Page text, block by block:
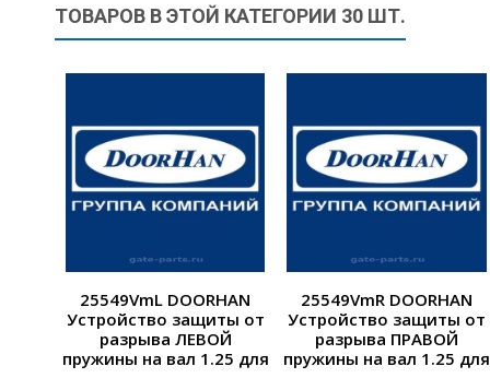
ТОВАРОВ В ЭТОЙ КАТЕГОРИИ 30 ШТ.
25549VmL DOORHAN
Устройство защиты от
разрыва ЛЕВОЙ
пружины на вал 1.25 для
25549VmR DOORHAN
Устройство защиты от
разрыва ПРАВОЙ
пружины на вал 1.25 для